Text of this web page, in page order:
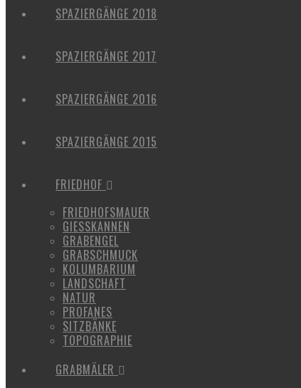
SPAZIERGÄNGE 2018
SPAZIERGÄNGE 2017
SPAZIERGÄNGE 2016
SPAZIERGÄNGE 2015
FRIEDHOF
FRIEDHOFSMAUER
GIESSKANNEN
GRABENGEL
GRABSCHMUCK
KOLUMBARIUM
LANDSCHAFT
NATUR
PROFANES
SITZBÄNKE
TOPOGRAPHIE
GRABMÄLER